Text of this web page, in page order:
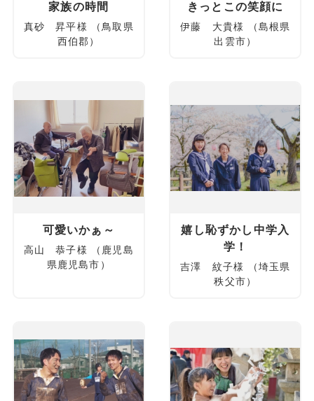
家族の時間
真砂 昇平様 （鳥取県
西伯郡）
きっとこの笑顔に
伊藤 大貴様 （島根県
出雲市）
可愛いかぁ～
高山 恭子様 （鹿児島
県鹿児島市）
嬉し恥ずかし中学入
学！
吉澤 紋子様 （埼玉県
秩父市）